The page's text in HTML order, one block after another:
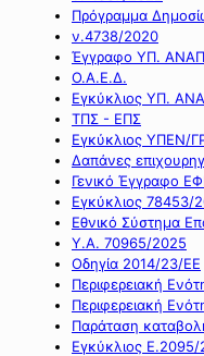
Πρόγραμμα
ν.4738/2020
Έγγραφο ΥΠ.
Ο.Α.Ε.Δ.
Εγκύκλιος ΥΠ.
ΤΠΣ - ΕΠΣ
Εγκύκλιος ΥΠΕΝ/
Δαπάνες
Γενικό Έγγραφο
Εγκύκλιος 78453/
Εθνικό Σύστημα
Υ.Α. 70965/2025
Οδηγία 2014/23/ΕΕ
Περιφερειακή
Περιφερειακή
Παράταση
Εγκύκλιος Ε.2095/